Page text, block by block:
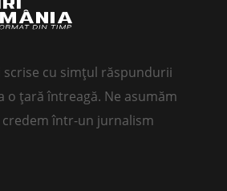
cu simțul răspundurii
o țară întreagă. Ne asumăm
într-un jurnalism